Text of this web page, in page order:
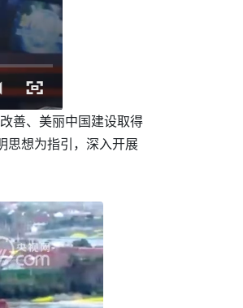
善、美丽中国建设取得
思想为指引，深入开展